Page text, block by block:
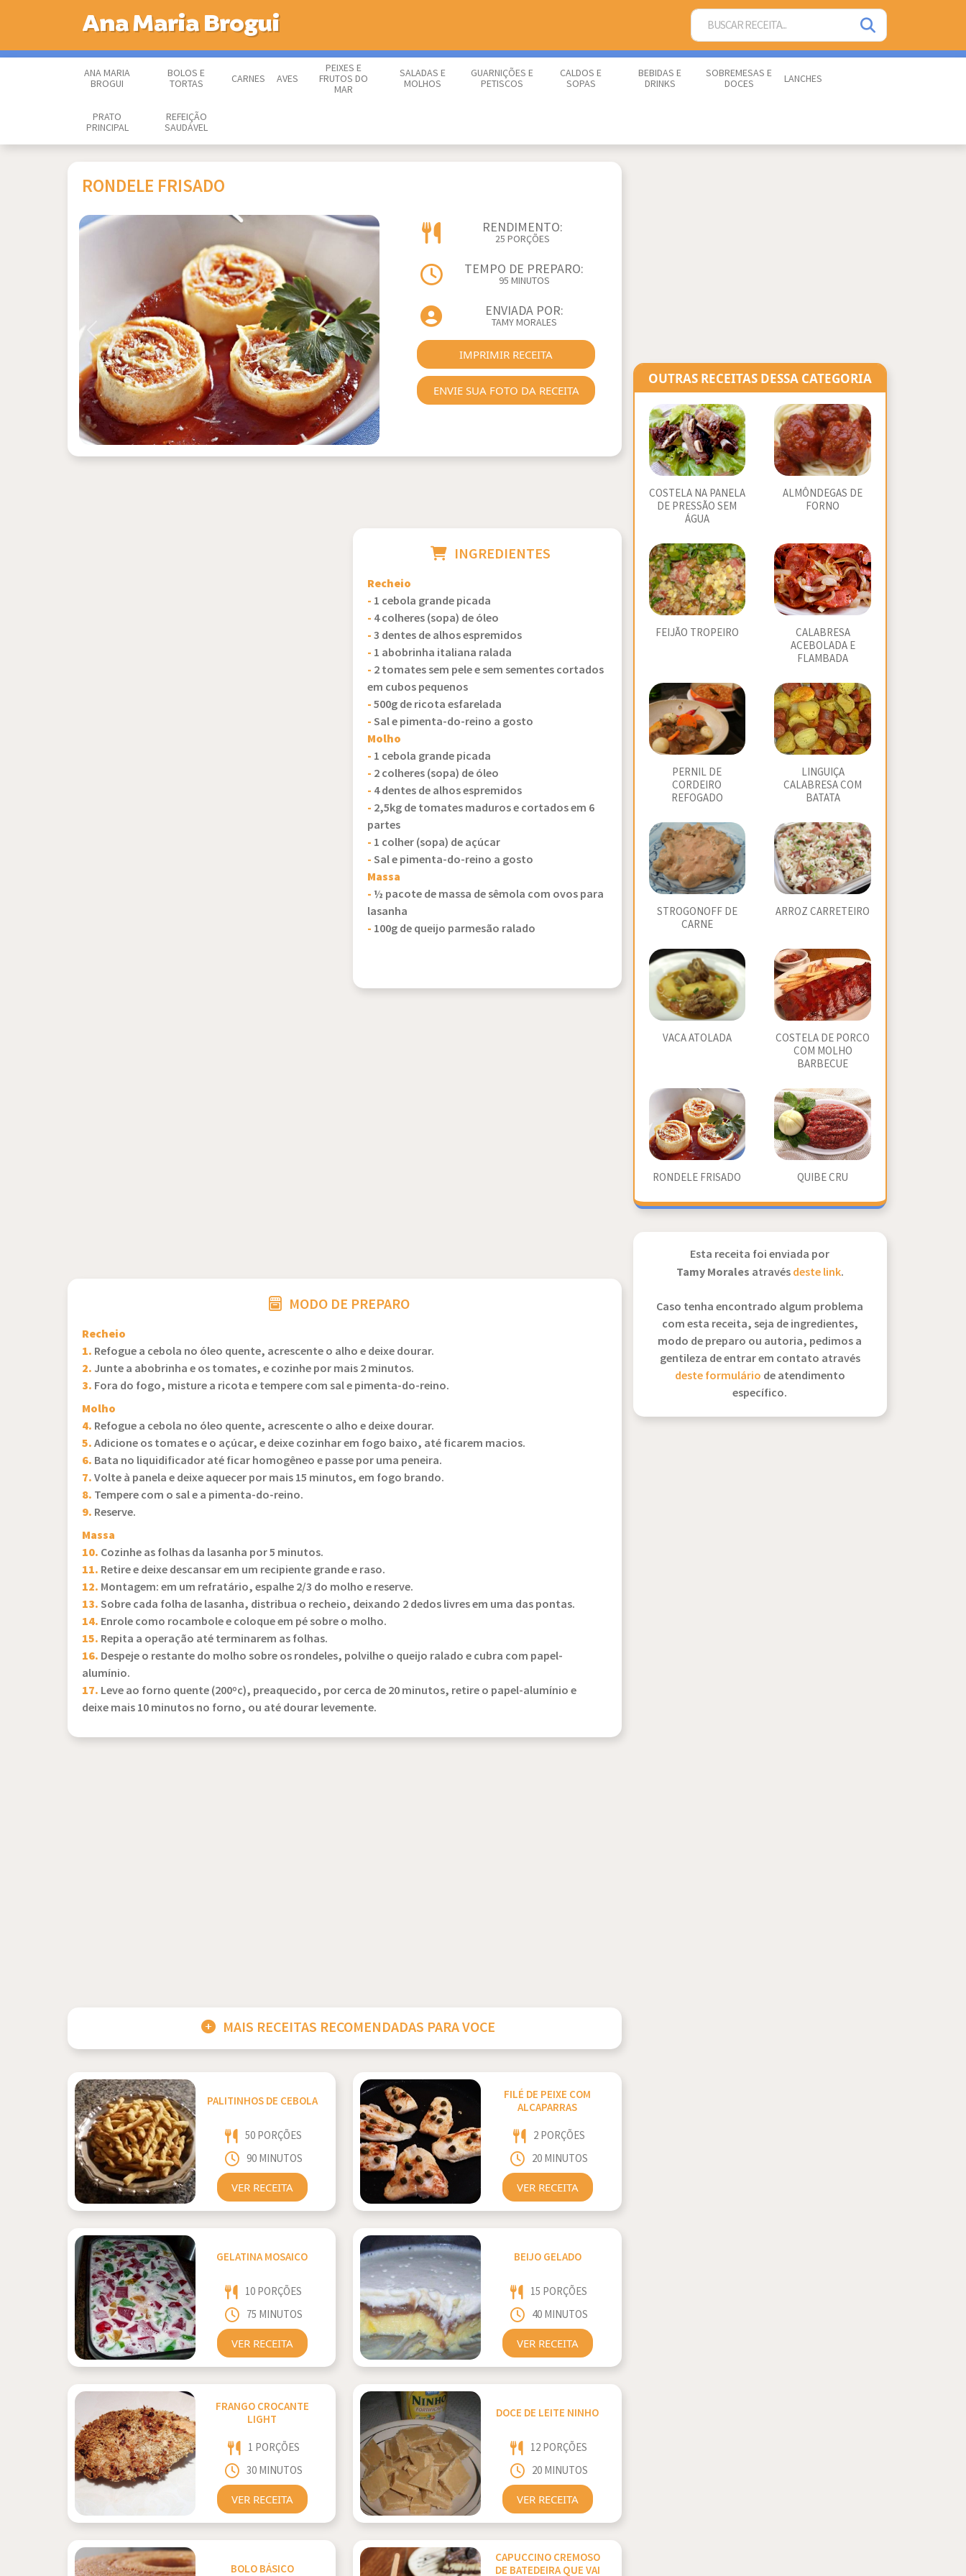
Ana Maria Brogui
ANA MARIA
BROGUI
BOLOS E
TORTAS
CARNES AVES
PEIXES E
FRUTOS DO
MAR
SALADAS E
MOLHOS
GUARNIÇÕES E
PETISCOS
CALDOS E
SOPAS
BEBIDAS E
DRINKS
SOBREMESAS E
DOCES
LANCHES
PRATO
PRINCIPAL
REFEIÇÃO
SAUDÁVEL
RONDELE FRISADO
Previous Next
RENDIMENTO:
25 PORÇÕES
TEMPO DE PREPARO:
95 MINUTOS
ENVIADA POR:
TAMY MORALES
IMPRIMIR RECEITA
ENVIE SUA FOTO DA RECEITA
INGREDIENTES
Recheio
- 1 cebola grande picada
- 4 colheres (sopa) de óleo
-3 dentes de alhos espremidos
- 1 abobrinha italiana ralada
- 2 tomates sem pele e sem sementes cortados
em cubos pequenos
-500g de ricota esfarelada
-Sal e pimenta-do-reino a gosto
Molho
- 1 cebola grande picada
- 2 colheres (sopa) de óleo
- 4 dentes de alhos espremidos
- 2,5kg de tomates maduros e cortados em 6
partes
- 1 colher (sopa) de açúcar
-Sal e pimenta-do-reino a gosto
Massa
-½ pacote de massa de sêmola com ovos para
lasanha
- 100g de queijo parmesão ralado
MODO DE PREPARO
Recheio
1. Refogue a cebola no óleo quente, acrescente o alho e deixe dourar.
2. Junte a abobrinha e os tomates, e cozinhe por mais 2 minutos.
3. Fora do fogo, misture a ricota e tempere com sal e pimenta-do-reino.
Molho
4. Refogue a cebola no óleo quente, acrescente o alho e deixe dourar.
5.Adicione os tomates e o açúcar, e deixe cozinhar em fogo baixo, até ficarem macios.
6. Bata no liquidificador até ficar homogêneo e passe por uma peneira.
7.Volte à panela e deixe aquecer por mais 15 minutos, em fogo brando.
8. Tempere com o sal e a pimenta-do-reino.
9. Reserve.
Massa
10. Cozinhe as folhas da lasanha por 5 minutos.
11. Retire e deixe descansar em um recipiente grande e raso.
12. Montagem: em um refratário, espalhe 2/3 do molho e reserve.
13.Sobre cada folha de lasanha, distribua o recheio, deixando 2 dedos livres em uma das pontas.
14. Enrole como rocambole e coloque em pé sobre o molho.
15. Repita a operação até terminarem as folhas.
16. Despeje o restante do molho sobre os rondeles, polvilhe o queijo ralado e cubra com papel-
alumínio.
17. Leve ao forno quente (200ºc), preaquecido, por cerca de 20 minutos, retire o papel-alumínio e
deixe mais 10 minutos no forno, ou até dourar levemente.
MAIS RECEITAS RECOMENDADAS PARA VOCE
PALITINHOS DE CEBOLA
50 PORÇÕES
90 MINUTOS
VER RECEITA
FILÉ DE PEIXE COM
ALCAPARRAS
2 PORÇÕES
20 MINUTOS
VER RECEITA
GELATINA MOSAICO
10 PORÇÕES
75 MINUTOS
VER RECEITA
BEIJO GELADO
15 PORÇÕES
40 MINUTOS
VER RECEITA
FRANGO CROCANTE
LIGHT
1 PORÇÕES
30 MINUTOS
VER RECEITA
DOCE DE LEITE NINHO
12 PORÇÕES
20 MINUTOS
VER RECEITA
BOLO BÁSICO
CAPUCCINO CREMOSO
DE BATEDEIRA QUE VAI
OUTRAS RECEITAS DESSA CATEGORIA
COSTELA NA PANELA
DE PRESSÃO SEM
ÁGUA
ALMÔNDEGAS DE
FORNO
FEIJÃO TROPEIRO
CALABRESA
ACEBOLADA E
FLAMBADA
PERNIL DE
CORDEIRO
REFOGADO
LINGUIÇA
CALABRESA COM
BATATA
STROGONOFF DE
CARNE
ARROZ CARRETEIRO
VACA ATOLADA
COSTELA DE PORCO
COM MOLHO
BARBECUE
RONDELE FRISADO QUIBE CRU
Esta receita foi enviada por
Tamy Morales atravésdeste link.
Caso tenha encontrado algum problema
com esta receita, seja de ingredientes,
modo de preparo ou autoria, pedimos a
gentileza de entrar em contato através
deste formulário de atendimento
específico.